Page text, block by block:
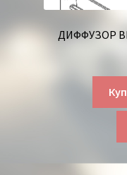
ДИФФУЗОР